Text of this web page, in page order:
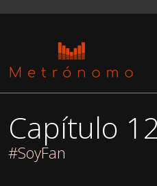
Capítulo
#SoyFan